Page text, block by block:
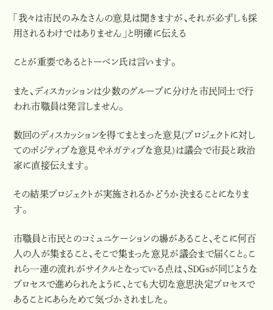
「我々は市民のみなさんの意見は聞きますが、それが必ずしも採
用されるわけではありません」と明確に伝える
ことが重要であるとトーベン氏は言います。
また、ディスカッションは少数のグループに分けた市民同士で行
われ市職員は発言しません。
数回のディスカッションを得てまとまった意見(プロジェクトに対し
てのポジティブな意見やネガティブな意見)は議会で市長と政治
家に直接伝えます。
その結果プロジェクトが実施されるかどうか決まることになりま
す。
市職員と市民とのコミュニケーションの場があること、そこに何百
人の人が集まること、そこで集まった意見が議会まで届くこと。こ
れら一連の流れがサイクルとなっている点は、ＳＤＧｓが同じような
プロセスで進められたように、とても大切な意思決定プロセスで
あることにあらためて気づかされました。